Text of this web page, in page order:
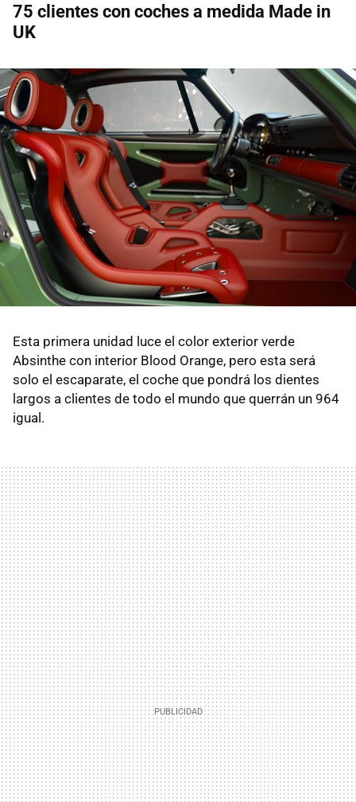
75 clientes con coches a medida Made in
UK
Esta primera unidad luce el color exterior verde
Absinthe con interior Blood Orange, pero esta será
solo el escaparate, el coche que pondrá los dientes
largos a clientes de todo el mundo que querrán un 964
igual.